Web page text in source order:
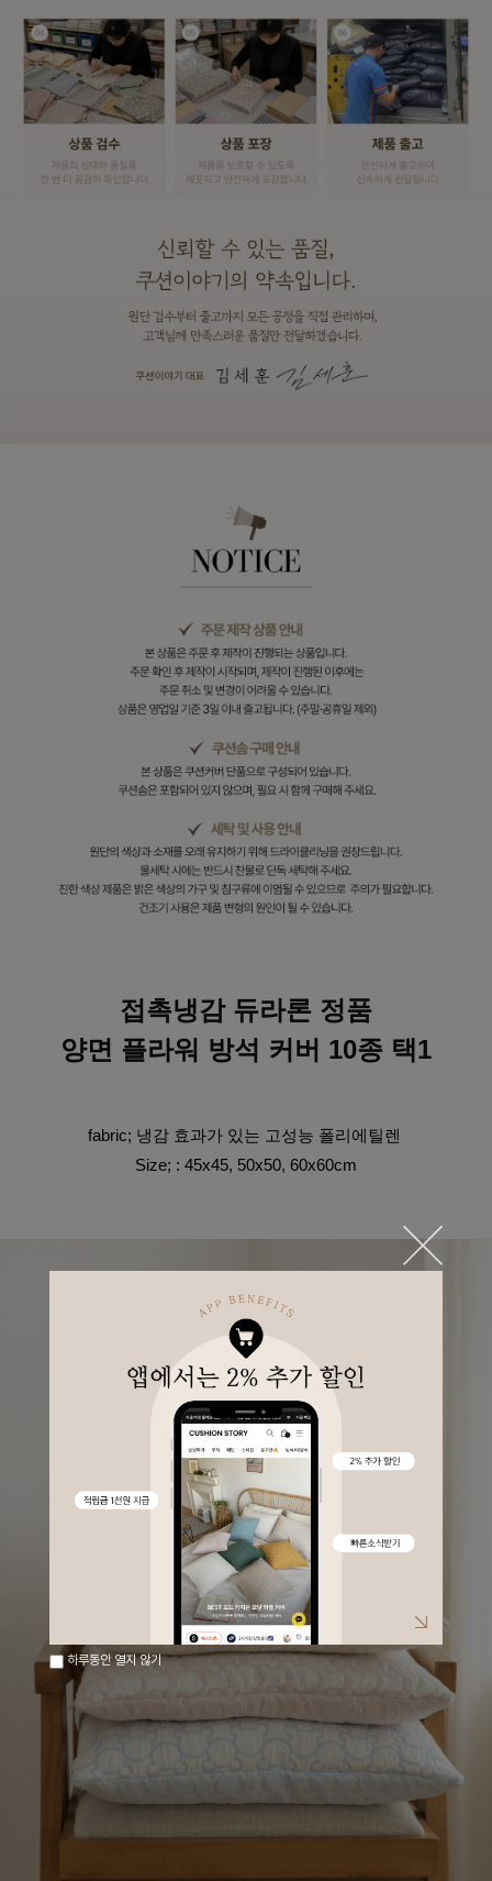
접촉냉감 듀라론 정품
양면 플라워 방석 커버 10종 택1
fabric; 냉감 효과가 있는 고성능 폴리에틸렌
Size; : 45x45, 50x50, 60x60cm
하루동안 열지 않기